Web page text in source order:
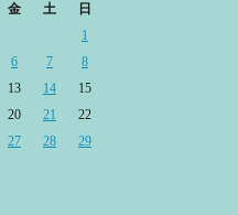
金 土
日
1
6 7
8
13 14
15
20 21
22
27 28
29